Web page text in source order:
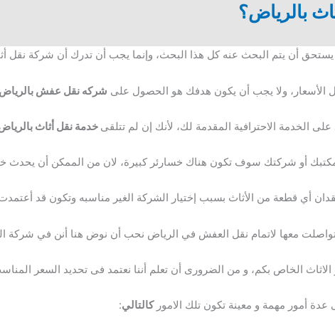
بالرياض؟
يستحق أن يتم البحث عنه كل هذا البحث، وإنما يجب أن تدرك أن شركة نقل
الأسعار، ولا يجب أن يكون هدفك هو الحصول على شركه نقل عفش
الخدمة الاحترافية المقدمة لك، لأنك إن لم تتلقى خدمة نقل أثاث
مكتبك أو شركتك سوف تكون هناك خسارئر كبيرة، لان من الممكن أن يحدث
أي قطعة من الأثاث بسبب إختيار الشركة الغير مناسبه وتكون قد
معها لاتمام نقل العفش في الرياض نحب أن نوض هنا أنن في شركة
الخاص بكم، و من الضرورى أن تعلم أننا نعتمد فى تحديد السعر
عدة أمور مهمة و معينة تكون تلك الاموركالتالي: